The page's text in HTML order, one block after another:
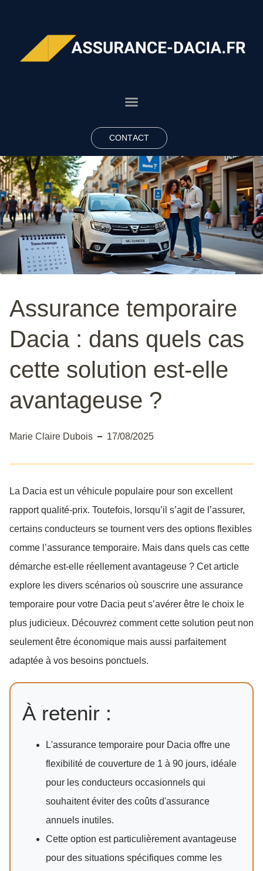
CONTACT
Assurance temporaire
Dacia : dans quels cas
cette solution est-elle
avantageuse ?
Marie Claire Dubois 17/08/2025
La Dacia est un véhicule populaire pour son excellent
rapport qualité-prix. Toutefois, lorsqu’il s’agit de l’assurer,
certains conducteurs se tournent vers des options flexibles
comme l’assurance temporaire. Mais dans quels cas cette
démarche est-elle réellement avantageuse ? Cet article
explore les divers scénarios où souscrire une assurance
temporaire pour votre Dacia peut s’avérer être le choix le
plus judicieux. Découvrez comment cette solution peut non
seulement être économique mais aussi parfaitement
adaptée à vos besoins ponctuels.
À retenir :
L'assurance temporaire pour Dacia offre une
flexibilité de couverture de 1 à 90 jours, idéale
pour les conducteurs occasionnels qui
souhaitent éviter des coûts d'assurance
annuels inutiles.
Cette option est particulièrement avantageuse
pour des situations spécifiques comme les